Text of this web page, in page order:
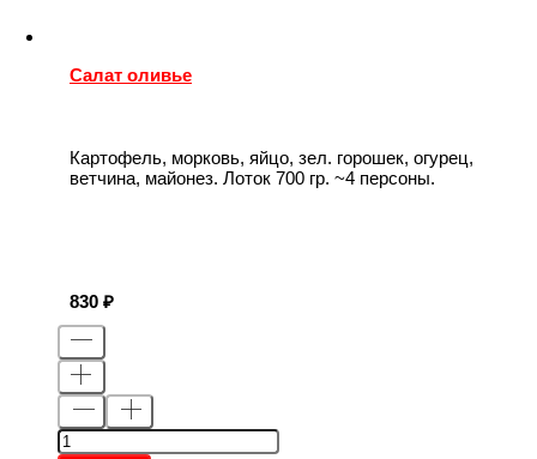
Салат оливье
Картофель, морковь, яйцо, зел. горошек, огурец,
ветчина, майонез. Лоток 700 гр. ~4 персоны.
830